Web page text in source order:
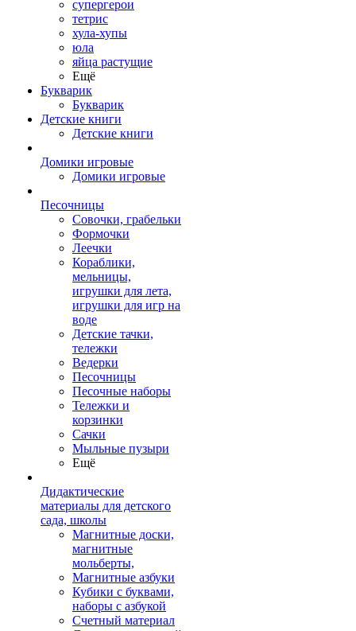
супергерои
тетрис
хула-хупы
юла
яйца растущие
Ещё
Букварик
Букварик
Детские книги
Детские книги
Домики игровые
Домики игровые
Песочницы
Совочки, грабельки
Формочки
Леечки
Кораблики,
мельницы,
игрушки для лета,
игрушки для игр на
воде
Детские тачки,
тележки
Ведерки
Песочницы
Песочные наборы
Тележки и
корзинки
Сачки
Мыльные пузыри
Ещё
Дидактические
материалы для детского
сада, школы
Магнитные доски,
магнитные
мольберты,
Магнитные азбуки
Кубики с буквами,
наборы с азбукой
Счетный материал